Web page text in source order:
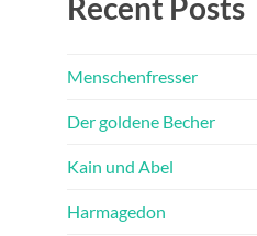
Menschenfresser
Der goldene Becher
Kain und Abel
Harmagedon